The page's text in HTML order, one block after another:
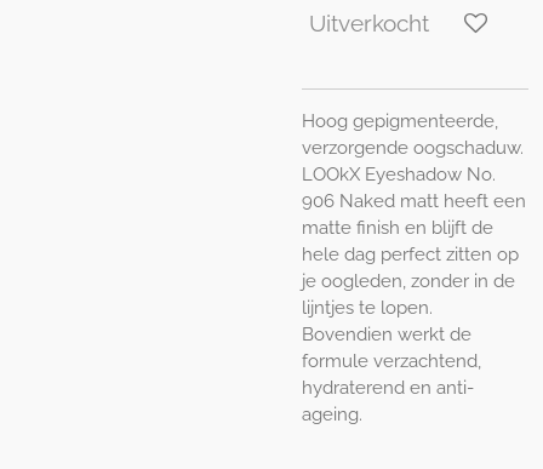
Uitverkocht
Hoog gepigmenteerde,
verzorgende oogschaduw.
LOOkX Eyeshadow No.
906 Naked matt heeft een
matte finish en blijft de
hele dag perfect zitten op
je oogleden, zonder in de
lijntjes te lopen.
Bovendien werkt de
formule verzachtend,
hydraterend en anti-
ageing.